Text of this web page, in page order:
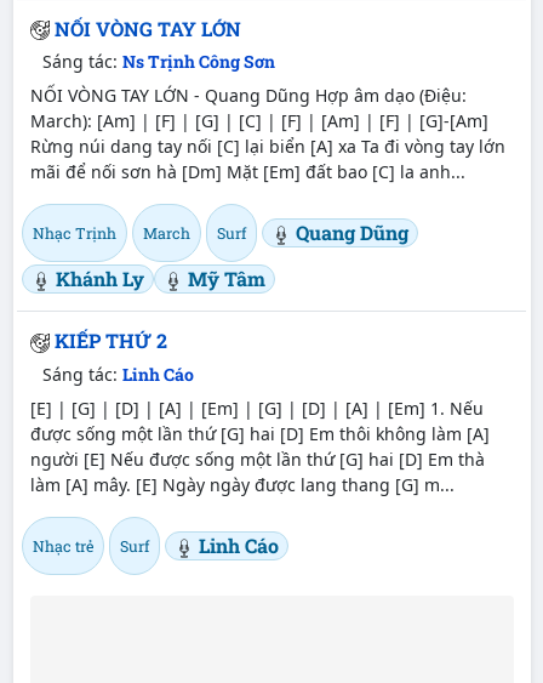
NỐI VÒNG TAY LỚN
Sáng tác: Ns Trịnh Công Sơn
NỐI VÒNG TAY LỚN - Quang Dũng Hợp âm dạo (Điệu:
March): [Am] | [F] | [G] | [C] | [F] | [Am] | [F] | [G]-[Am]
Rừng núi dang tay nối [C] lại biển [A] xa Ta đi vòng tay lớn
mãi để nối sơn hà [Dm] Mặt [Em] đất bao [C] la anh...
Nhạc Trịnh March Surf
Quang Dũng
Khánh Ly
Mỹ Tâm
KIẾP THỨ 2
Sáng tác: Linh Cáo
[E] | [G] | [D] | [A] | [Em] | [G] | [D] | [A] | [Em] 1. Nếu
được sống một lần thứ [G] hai [D] Em thôi không làm [A]
người [E] Nếu được sống một lần thứ [G] hai [D] Em thà
làm [A] mây. [E] Ngày ngày được lang thang [G] m...
Nhạc trẻ Surf Linh Cáo